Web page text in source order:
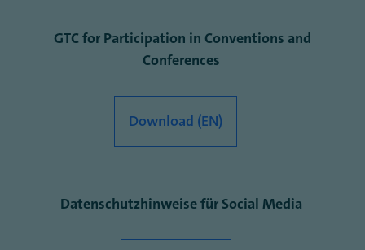
GTC for Participation in Conventions and
Conferences
Download (EN)
Datenschutzhinweise für Social Media